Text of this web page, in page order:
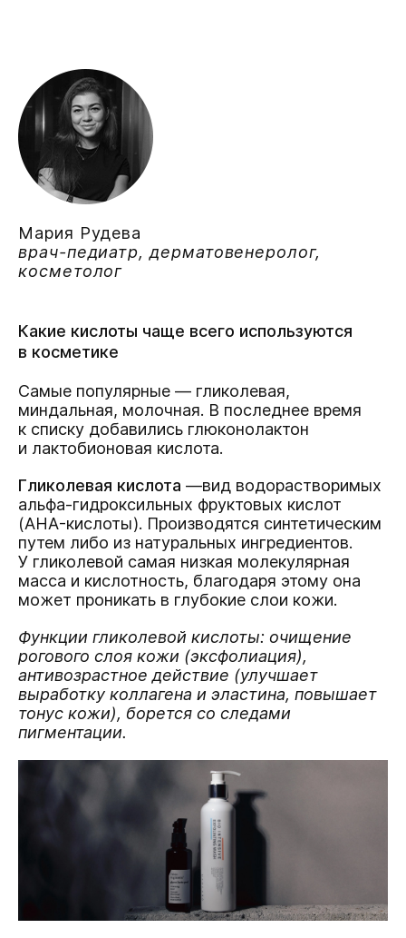
Мария Рудева
врач-педиатр, дерматовенеролог,
косметолог
Какие кислоты чаще всего используются
в косметике
Самые популярные — гликолевая,
миндальная, молочная. В последнее время
к списку добавились глюконолактон
и лактобионовая кислота.
Гликолевая кислота —вид водорастворимых
альфа-гидроксильных фруктовых кислот
(AHA-кислоты). Производятся синтетическим
путем либо из натуральных ингредиентов.
У гликолевой самая низкая молекулярная
масса и кислотность, благодаря этому она
может проникать в глубокие слои кожи.
Функции гликолевой кислоты: очищение
рогового слоя кожи (эксфолиация),
антивозрастное действие (улучшает
выработку коллагена и эластина, повышает
тонус кожи), борется со следами
пигментации.